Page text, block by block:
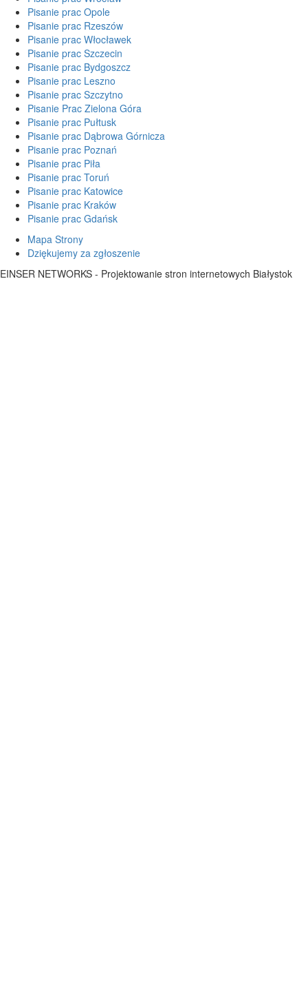
Pisanie prac Opole
Pisanie prac Rzeszów
Pisanie prac Włocławek
Pisanie prac Szczecin
Pisanie prac Bydgoszcz
Pisanie prac Leszno
Pisanie prac Szczytno
Pisanie Prac Zielona Góra
Pisanie prac Pułtusk
Pisanie prac Dąbrowa Górnicza
Pisanie prac Poznań
Pisanie prac Piła
Pisanie prac Toruń
Pisanie prac Katowice
Pisanie prac Kraków
Pisanie prac Gdańsk
Mapa Strony
Dziękujemy za zgłoszenie
EINSER NETWORKS - Projektowanie stron internetowych Białystok